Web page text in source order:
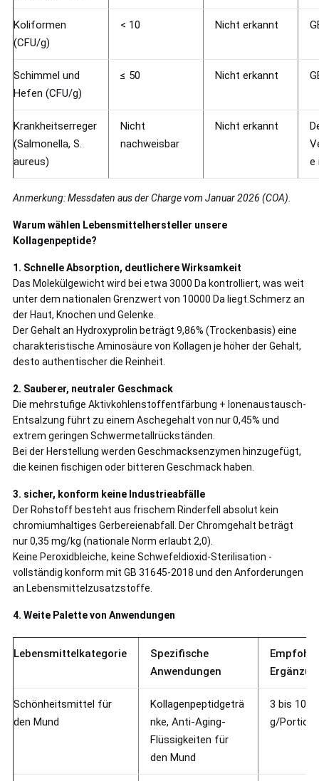
Koliformen
(CFU/g)
< 10 Nicht erkannt
Schimmel und
Hefen (CFU/g)
≤ 50 Nicht erkannt
Krankheitserreger
(Salmonella, S.
aureus)
Nicht
nachweisbar
Nicht erkannt
e
Anmerkung: Messdaten aus der Charge vom Januar 2026 (COA).
Warum wählen Lebensmittelhersteller unsere
Kollagenpeptide?
1. Schnelle Absorption, deutlichere Wirksamkeit
Das Molekülgewicht wird bei etwa 3000 Da kontrolliert, was weit
unter dem nationalen Grenzwert von 10000 Da liegt.Schmerz an
der Haut, Knochen und Gelenke.
Der Gehalt an Hydroxyprolin beträgt 9,86% (Trockenbasis) eine
charakteristische Aminosäure von Kollagen je höher der Gehalt,
desto authentischer die Reinheit.
2. Sauberer, neutraler Geschmack
Die mehrstufige Aktivkohlenstoffentfärbung + Ionenaustausch-
Entsalzung führt zu einem Aschegehalt von nur 0,45% und
extrem geringen Schwermetallrückständen.
Bei der Herstellung werden Geschmacksenzymen hinzugefügt,
die keinen fischigen oder bitteren Geschmack haben.
3. sicher, konform keine Industrieabfälle
Der Rohstoff besteht aus frischem Rinderfell absolut kein
chromiumhaltiges Gerbereienabfall. Der Chromgehalt beträgt
nur 0,35 mg/kg (nationale Norm erlaubt 2,0).
Keine Peroxidbleiche, keine Schwefeldioxid-Sterilisation -
vollständig konform mit GB 31645-2018 und den Anforderungen
an Lebensmittelzusatzstoffe.
4. Weite Palette von Anwendungen
Lebensmittelkategorie
Spezifische
Anwendungen
Schönheitsmittel für
den Mund
Kollagenpeptidgeträ
nke, Anti-Aging-
Flüssigkeiten für
den Mund
3 bis 10
g/Portion